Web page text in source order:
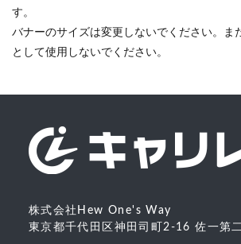
す。
バナーのサイズは変更しないでください。ま
として使用しないでください。
株式会社Hew One's Way
東京都千代田区神田司町2-16 佐一第